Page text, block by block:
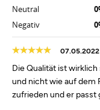
Neutral
Negativ
07.05.2022
Die Qualität ist
und nicht wie auf dem
zufrieden und er passt